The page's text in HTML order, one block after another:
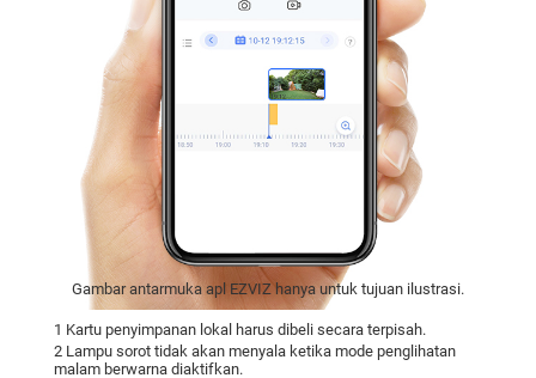
Gambar antarmuka apl EZVIZ hanya untuk tujuan ilustrasi.
1 Kartu penyimpanan lokal harus dibeli secara terpisah.
2 Lampu sorot tidak akan menyala ketika mode penglihatan
malam berwarna diaktifkan.